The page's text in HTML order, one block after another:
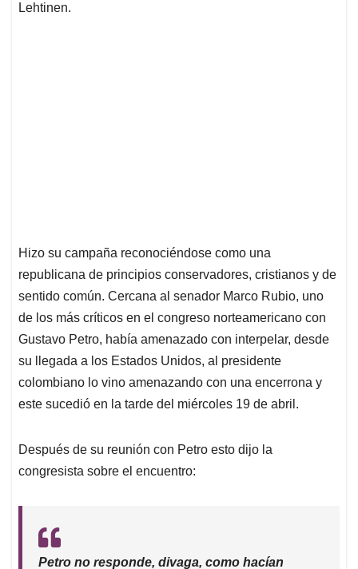
Lehtinen.
Hizo su campaña reconociéndose como una
republicana de principios conservadores, cristianos y de
sentido común. Cercana al senador Marco Rubio, uno
de los más críticos en el congreso norteamericano con
Gustavo Petro, había amenazado con interpelar, desde
su llegada a los Estados Unidos, al presidente
colombiano lo vino amenazando con una encerrona y
este sucedió en la tarde del miércoles 19 de abril.
Después de su reunión con Petro esto dijo la
congresista sobre el encuentro:
Petro no responde, divaga, como hacían